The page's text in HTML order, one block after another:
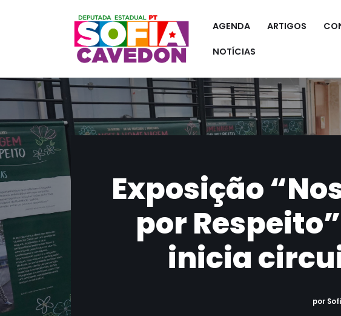
conteúdo
AGENDA ARTIGOS
NOTÍCIAS
Exposição
por
inicia
por